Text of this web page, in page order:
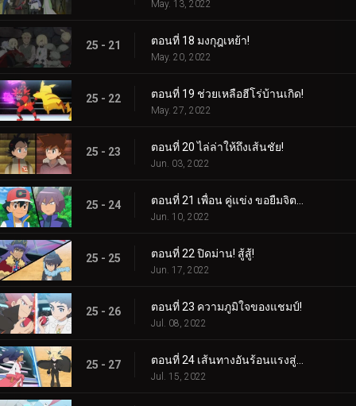
May. 13, 2022
25 - 21 ตอนที่ 18 มงกุฎเหย้า!
May. 20, 2022
25 - 22 ตอนที่ 19 ช่วยเหลือฮีโร่บ้านเกิด!
May. 27, 2022
25 - 23 ตอนที่ 20 ไล่ล่าให้ถึงเส้นชัย!
Jun. 03, 2022
25 - 24
Jun. 10, 2022
25 - 25 ตอนที่ 22 ปิดม่าน! สู้สู้!
Jun. 17, 2022
25 - 26 ตอนที่ 23 ความภูมิใจของแชมป์!
Jul. 08, 2022
25 - 27
Jul. 15, 2022